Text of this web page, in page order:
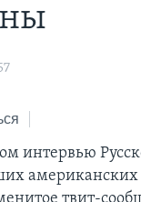
интервью
американских